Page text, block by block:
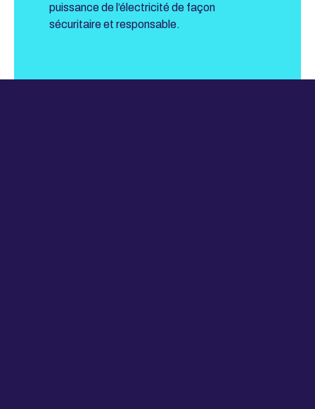
puissance de l’électricité de façon
sécuritaire et responsable.